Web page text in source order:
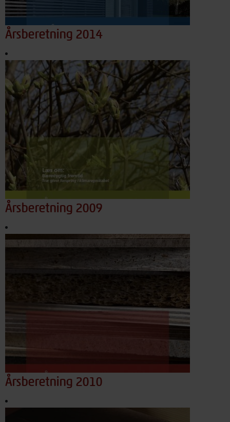
Årsberetning 2014
Årsberetning 2009
Årsberetning 2010